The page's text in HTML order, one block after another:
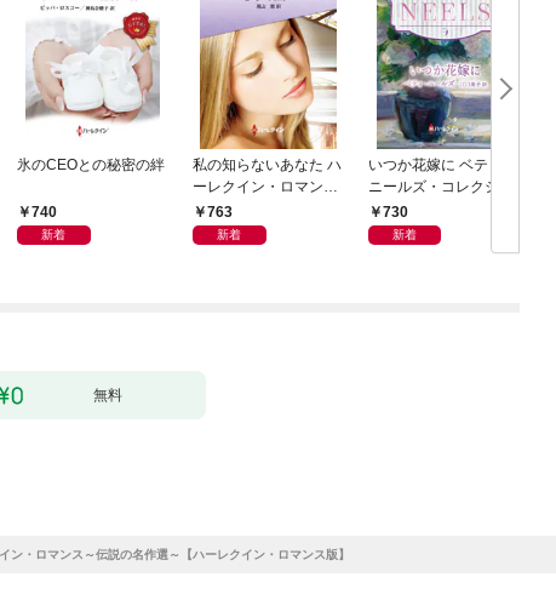
氷のCEOとの秘密の絆
740
新着
私の知らないあなた ハ
ーレクイン・ロマンス
～伝説の名作選～【ハ
ーレクイン・ロマンス
763
新着
いつか花嫁に ベティ・
ニールズ・コレクショ
ン【ハーレクイン・マ
スターピース版】
730
新着
無料
ン・ロマンス～伝説の名作選～【ハーレクイン・ロマンス版】